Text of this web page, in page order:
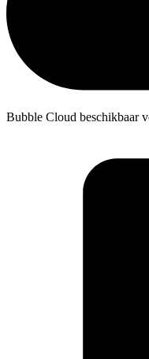
Bubble Cloud beschikbaar